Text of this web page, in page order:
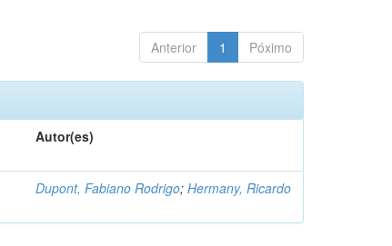
Anterior 1 Póximo
Autor(es)
Dupont, Fabiano Rodrigo;Hermany, Ricardo